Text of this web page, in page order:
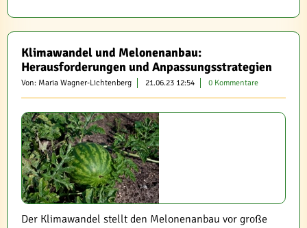
Klimawandel und Melonenanbau:
Herausforderungen und Anpassungsstrategien
Von: Maria Wagner-Lichtenberg 21.06.23 12:54 0 Kommentare
Der Klimawandel stellt den Melonenanbau vor große